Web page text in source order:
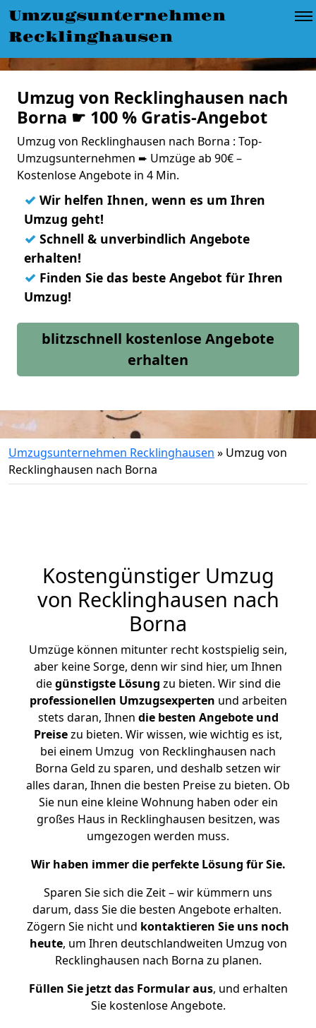
Umzugsunternehmen
Recklinghausen
Umzug von Recklinghausen nach
Borna ☛ 100 % Gratis-Angebot
Umzug von Recklinghausen nach Borna : Top-
Umzugsunternehmen ➨ Umzüge ab 90€ –
Kostenlose Angebote in 4 Min.
✓ Wir helfen Ihnen, wenn es um Ihren
Umzug geht!
✓ Schnell & unverbindlich Angebote
erhalten!
✓ Finden Sie das beste Angebot für Ihren
Umzug!
blitzschnell kostenlose Angebote
erhalten
Umzugsunternehmen Recklinghausen » Umzug von
Recklinghausen nach Borna
Kostengünstiger Umzug
von Recklinghausen nach
Borna
Umzüge können mitunter recht kostspielig sein,
aber keine Sorge, denn wir sind hier, um Ihnen
diegünstigste Lösung zu bieten. Wir sind die
professionellen Umzugsexperten und arbeiten
stets daran, Ihnen die besten Angebote und
Preisezu bieten. Wir wissen, wie wichtig es ist,
bei einem Umzug von Recklinghausen nach
Borna Geld zu sparen, und deshalb setzen wir
alles daran, Ihnen die besten Preise zu bieten. Ob
Sie nun eine kleine Wohnung haben oder ein
großes Haus in Recklinghausen besitzen, was
umgezogen werden muss.
Wir haben immer die perfekte Lösung für Sie.
Sparen Sie sich die Zeit – wir kümmern uns
darum, dass Sie die besten Angebote erhalten.
Zögern Sie nicht und kontaktieren Sie uns noch
heute, um Ihren deutschlandweiten Umzug von
Recklinghausen nach Borna zu planen.
Füllen Sie jetzt das Formular aus, und erhalten
Sie kostenlose Angebote.